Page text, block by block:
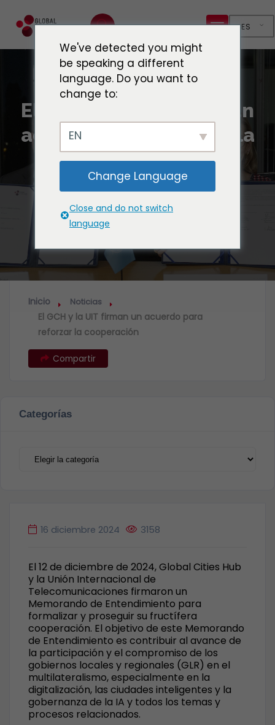
ES
El GCH y la UIT firman un
acuerdo para reforzar la
cooperación
Inicio Noticias
El GCH y la UIT firman un acuerdo para
reforzar la cooperación
Compartir
Categorías
Categorías
16 diciembre 2024 3158
El 12 de diciembre de 2024, Global Cities Hub
y la Unión Internacional de
Telecomunicaciones firmaron un
Memorando de Entendimiento para
formalizar y proseguir su fructífera
cooperación. El objetivo de este Memorando
de Entendimiento es contribuir al avance de
la participación y el compromiso de los
gobiernos locales y regionales (GLR) en el
multilateralismo, especialmente en la
digitalización, las ciudades inteligentes y la
gobernanza de la IA y todos los temas y
procesos relacionados.
We've detected you might
be speaking a different
language. Do you want to
change to:
EN
Change Language
Close and do not switch
language